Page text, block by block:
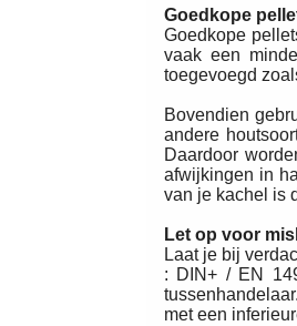
Goedkope
Goedkope
vaak een
toegevoegd
Bovendien
andere
Daardoor
afwijkingen in
van je kachel is
Let op voor
Laat je bij
: DIN+ / EN
met een